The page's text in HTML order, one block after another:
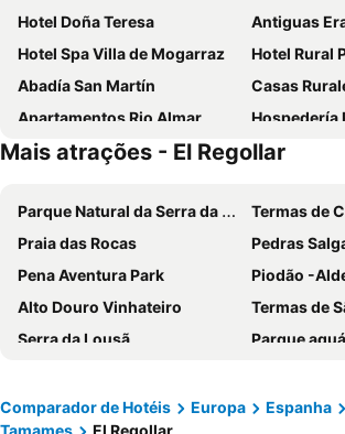
Hotel Doña Teresa
Antiguas
Hotel Spa Villa de Mogarraz
Hotel Rural
Abadía San Martín
Casas Rurales
Apartamentos Rio Almar
Hospedería
Apartamentos Anita
Vegallana
Mais atrações - El Regollar
Parque Natural da Serra da Estrela
Termas de
Praia das Rocas
Pedras
Pena Aventura Park
Piodão -
Alto Douro Vinhateiro
Termas de
Serra da Lousã
Parque
Magikland
Paisagem
Comparador de Hotéis Europa Espanha